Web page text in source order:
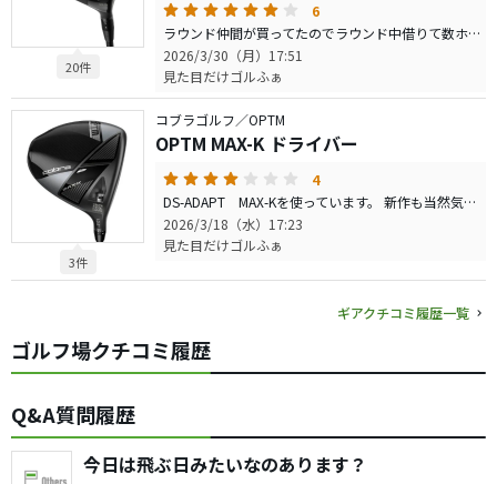
20件
6
ラウンド仲間が買ってたのでラウンド中借りて数ホール打ちました。自分はDS-ADAPT MAX-K（ATTASサンライズレッド5SX）と半々くらいでの試し打ちです。 シャフトが違うので一概には言えませんが、飛距離は微妙。DS-ADAPTの方が飛んでます。最大飛距離は20y以上の差があり、平均でも10yちょっと違いました。 打感はDS-ADAPTよりめちゃくちゃ良い。打音も同様。 やさしさもDS-ADAPT程ではないですがかなり優しい。普通のMAXと言われても気付かないくらいで「こすった！」と思っても曲がらない。PING440MAXくらいですかね。 構えた感じはキャロウェイそのもの。独特な形状ですがコブラも近い物があるし、コブラの前はキャロウェイを使っていたので違和感はなかったです。 振り抜きも良かったしかなりいいクラブ。飛距離もシャフト変更で良くなれば買い替え候補になるかも。
2026/3/30（月）17:51
見た目だけゴルふぁ
3件
コブラゴルフ／OPTM
OPTM MAX-K ドライバー
4
DS-ADAPT MAX-Kを使っています。 新作も当然気になり打ちに行きましたが・・・ 正直欲しいとは思いませんでした。XやLSは前作より良いと思いましたがMAX-Kは微妙。 前作と違うのは OPTM全部ですが、見た目が変わってしまった。 艶ありクラウンはヘッドが大きく平らに見えます。また、形状も独特（コブラ形状）なのが目立ちます。その代わりXやLSはやさしく見えます。 スピン量が増えました。普通に2000後半の回転数が平均。以前のMAX-KがMAXの割に低スピンで良かったのが今回はMAXらしいスピン量って感じ。 逆にXは以前の物より少なくなり丁度いい感じでした。以前の物は高スピンだったので。LSは相変わらずの低スピン。 打感も硬さ？軽さ？が出た気がする。LSは気持ちよかったですけどXもMAX-Kも前作の方が良かったような・・。 純粋なMAX系が欲しい人ならこれははまるかも。低スピンでやさしい物が欲しい人はDS-ADAPTのMAX-Kの方が合うと思います。
2026/3/18（水）17:23
見た目だけゴルふぁ
ギアクチコミ履歴一覧
ゴルフ場クチコミ履歴
Q&A質問履歴
今日は飛ぶ日みたいなのあります？